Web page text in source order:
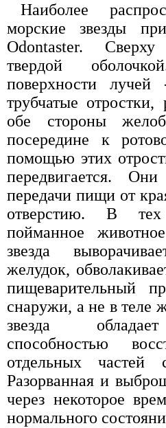
Наиболее
морские звезды
Odontaster.
твердой
поверхности лучей
трубчатые
обе стороны
посередине к
помощью этих
передвигается.
передачи пищи от
отверстию. В тех
пойманное
звезда
желудок,
пищеварительный
снаружи, а не в теле
звезда
способностью
отдельных частей
Разорванная и
через некоторое
нормального